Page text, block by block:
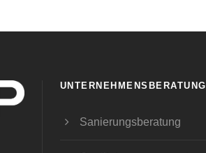
UNTERNEHMENSBERATUNG
Sanierungsberatung